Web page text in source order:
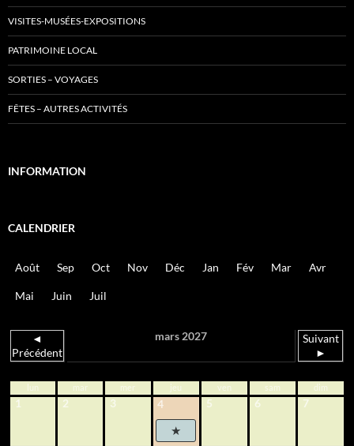
VISITES-MUSÉES-EXPOSITIONS
PATRIMOINE LOCAL
SORTIES – VOYAGES
FÊTES – AUTRES ACTIVITÉS
INFORMATION
CALENDRIER
Août Sep Oct Nov Déc Jan Fév Mar Avr
Mai Juin Juil
◄
Précédent
mars 2027
Suivant
►
lun mar mer jeu ven sam dim
1 2 3 4 5 6 7